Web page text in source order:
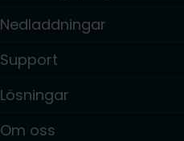
Nedladdningar
Support
Lösningar
Om oss